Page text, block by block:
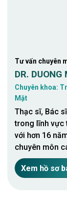
Tư vấn chuyên
DR. DUONG
Chuyên khoa:
Mặt
Thạc sĩ, Bác
trong lĩnh vực
với hơn 16
chuyên môn
Xem hồ sơ